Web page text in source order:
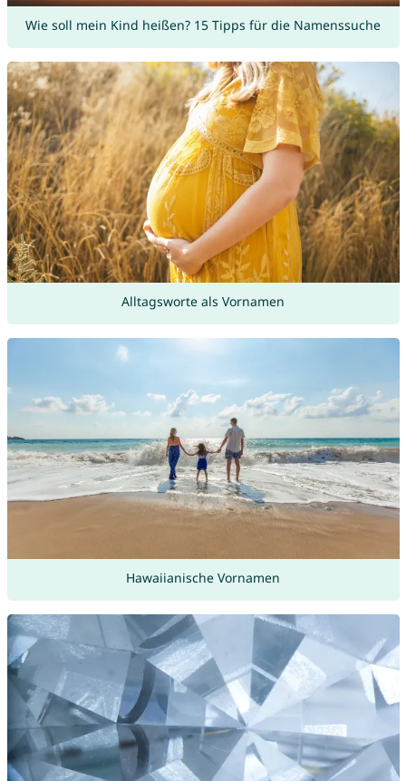
Wie soll mein Kind heißen? 15 Tipps für die Namenssuche
Alltagsworte als Vornamen
Hawaiianische Vornamen